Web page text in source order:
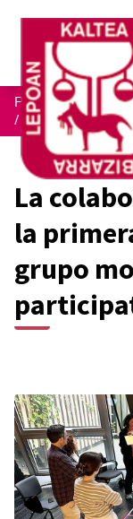
/ Blog
La
la
grupo